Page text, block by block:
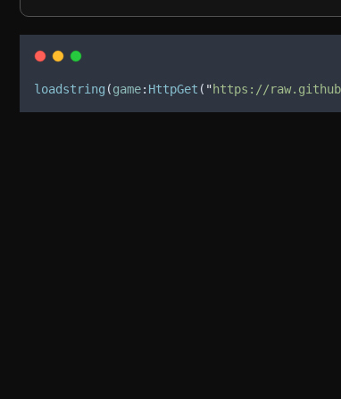
loadstring (game: HttpGet ( "https://